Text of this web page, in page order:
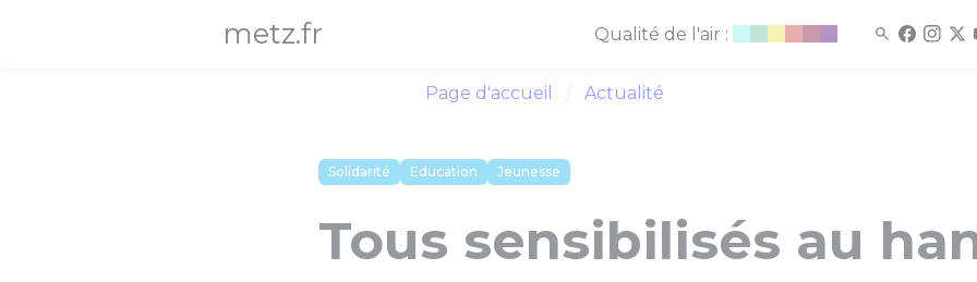
metz.fr Qualité de l'air :
Page d'accueil Actualité
Solidarité Education Jeunesse
Tous sensibilisés au